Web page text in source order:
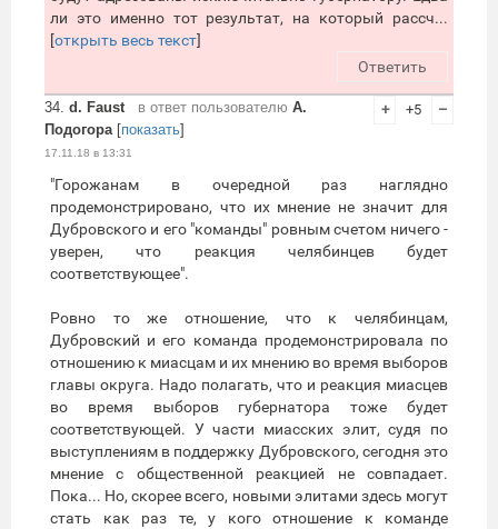
ли это именно тот результат, на который рассч...
[открыть весь текст]
Ответить
34. d. Faust в ответ пользователю А.
Подогора[показать]
17.11.18 в 13:31
+ +5 –
"Горожанам в очередной раз наглядно
продемонстрировано, что их мнение не значит для
Дубровского и его "команды" ровным счетом ничего -
уверен, что реакция челябинцев будет
соответствующее".
Ровно то же отношение, что к челябинцам,
Дубровский и его команда продемонстрировала по
отношению к миасцам и их мнению во время выборов
главы округа. Надо полагать, что и реакция миасцев
во время выборов губернатора тоже будет
соответствующей. У части миасских элит, судя по
выступлениям в поддержку Дубровского, сегодня это
мнение с общественной реакцией не совпадает.
Пока... Но, скорее всего, новыми элитами здесь могут
стать как раз те, у кого отношение к команде